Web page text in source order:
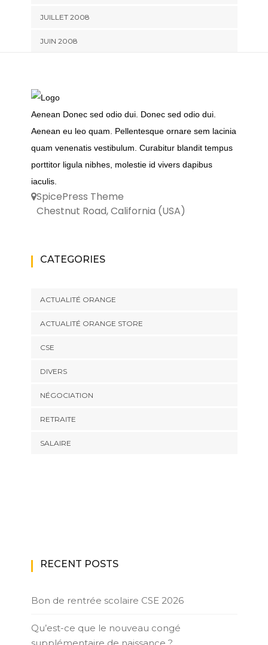
JUILLET 2008
JUIN 2008
Aenean Donec sed odio dui. Donec sed odio dui.
Aenean eu leo quam. Pellentesque ornare sem lacinia
quam venenatis vestibulum. Curabitur blandit tempus
porttitor ligula nibhes, molestie id vivers dapibus
iaculis.
SpicePress Theme
Chestnut Road, California (USA)
CATEGORIES
ACTUALITÉ ORANGE
ACTUALITÉ ORANGE STORE
CSE
DIVERS
NÉGOCIATION
RETRAITE
SALAIRE
RECENT POSTS
Bon de rentrée scolaire CSE 2026
Qu’est-ce que le nouveau congé